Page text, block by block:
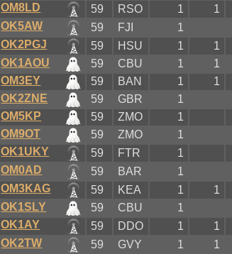
OM8LD 59 RSO 1
1
OK5AW 59 FJI
1
OK2PGJ 59 HSU 1
1
OK1AOU 59 CBU 1
1
OM3EY 59 BAN 1
1
OK2ZNE 59 GBR
1
OM5KP 59 ZMO
1
OM9OT 59 ZMO
1
OK1UKY 59 FTR
1
OM0AD 59 BAR
1
OM3KAG 59 KEA 1
1
OK1SLY 59 CBU
1
OK1AY 59 DDO 1
1
OK2TW 59 GVY 1
1